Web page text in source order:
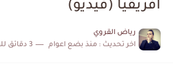
افريقيا (فيديو)
رياض القروي
اخر تحديث : منذ بضع اعوام 3 دقائق للقراءة